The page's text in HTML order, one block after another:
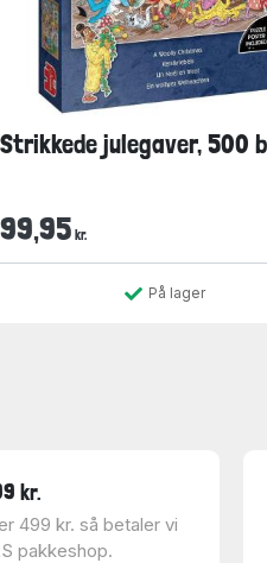
Strikkede julegaver, 500
99,95 kr.
På lager
kr.
499 kr. så betaler vi
pakkeshop.